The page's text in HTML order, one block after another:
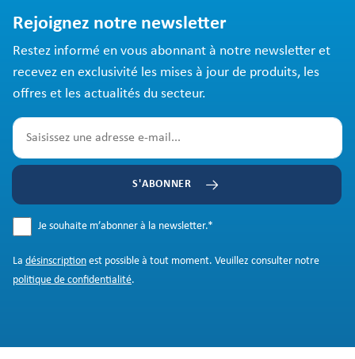
Rejoignez notre newsletter
Restez informé en vous abonnant à notre newsletter et
recevez en exclusivité les mises à jour de produits, les
offres et les actualités du secteur.
S'ABONNER
Je souhaite m’abonner à la newsletter.*
La désinscription est possible à tout moment. Veuillez consulter notre
politique de confidentialité.